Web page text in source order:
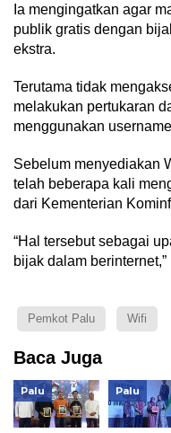
Ia mengingatkan agar
publik gratis dengan
ekstra.
Terutama tidak
melakukan pertukaran
menggunakan
Sebelum menyediakan
telah beberapa kali
dari Kementerian
“Hal tersebut sebagai
bijak dalam
Pemkot Palu Wifi
Baca Juga
Palu Palu